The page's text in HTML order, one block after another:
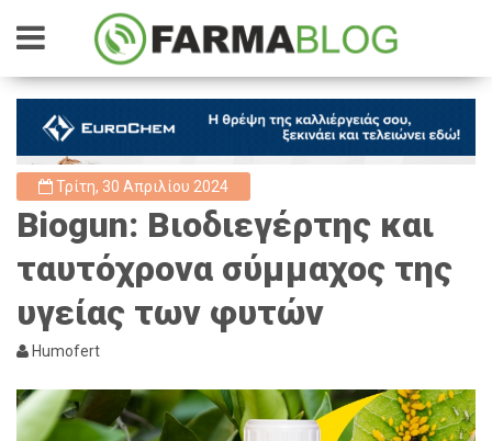
Τρίτη, 30 Απριλίου 2024
Biogun: Βιοδιεγέρτης και
ταυτόχρονα σύμμαχος της
υγείας των φυτών
Humofert